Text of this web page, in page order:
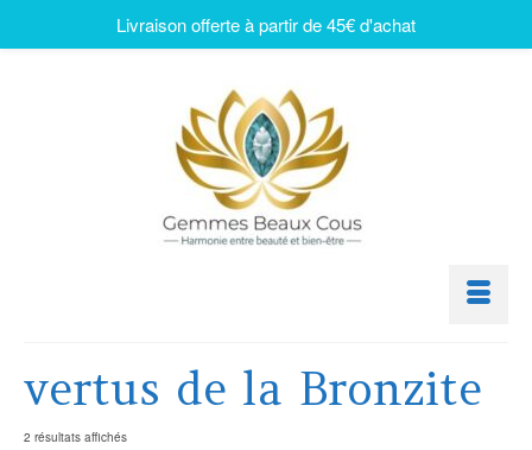
vertus de la Bronzite
2 résultats affichés
Livraison offerte à partir de 45€ d'achat